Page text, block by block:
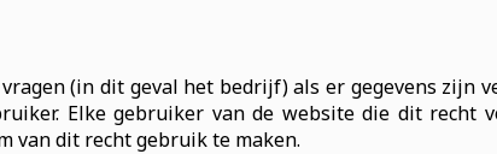
(in dit geval het bedrijf) als er gegevens zijn
Elke gebruiker van de website die dit recht
van dit recht gebruik te maken.